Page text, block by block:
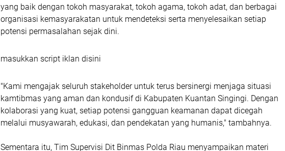
yang baik dengan tokoh masyarakat, tokoh agama, tokoh adat, dan berbagai
organisasi kemasyarakatan untuk mendeteksi serta menyelesaikan setiap
potensi permasalahan sejak dini.
masukkan script iklan disini
"Kami mengajak seluruh stakeholder untuk terus bersinergi menjaga situasi
kamtibmas yang aman dan kondusif di Kabupaten Kuantan Singingi. Dengan
kolaborasi yang kuat, setiap potensi gangguan keamanan dapat dicegah
melalui musyawarah, edukasi, dan pendekatan yang humanis," tambahnya.
Sementara itu, Tim Supervisi Dit Binmas Polda Riau menyampaikan materi